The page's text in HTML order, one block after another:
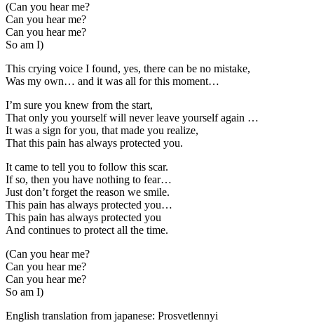
(Can you hear me?
Can you hear me?
Can you hear me?
So am I)
This crying voice I found, yes, there can be no mistake,
Was my own… and it was all for this moment…
I’m sure you knew from the start,
That only you yourself will never leave yourself again …
It was a sign for you, that made you realize,
That this pain has always protected you.
It came to tell you to follow this scar.
If so, then you have nothing to fear…
Just don’t forget the reason we smile.
This pain has always protected you…
This pain has always protected you
And continues to protect all the time.
(Can you hear me?
Can you hear me?
Can you hear me?
So am I)
English translation from japanese: Prosvetlennyi